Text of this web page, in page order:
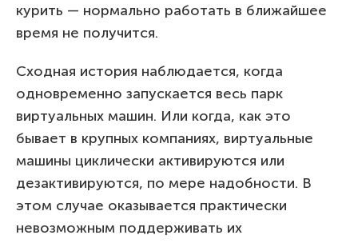
курить — нормально работать в ближайшее
время не получится.
Сходная история наблюдается, когда
одновременно запускается весь парк
виртуальных машин. Или когда, как это
бывает в крупных компаниях, виртуальные
машины циклически активируются или
дезактивируются, по мере надобности. В
этом случае оказывается практически
невозможным поддерживать их